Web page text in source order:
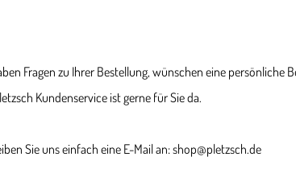
Fragen zu Ihrer Bestellung, wünschen eine persönliche
Kundenservice ist gerne für Sie da.
Sie uns einfach eine E-Mail an: shop@pletzsch.de